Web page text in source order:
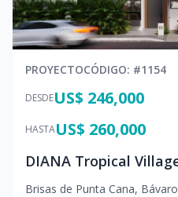
PROYECTOCÓDIGO: #1154
DESDEUS$ 246,000
HASTAUS$ 260,000
Brisas de Punta Cana, Bávaro